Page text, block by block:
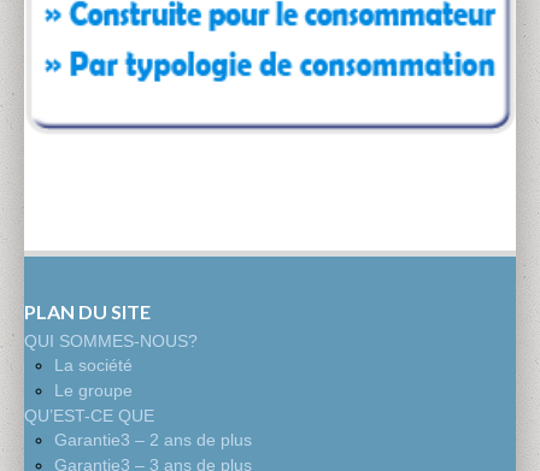
PLAN DU SITE
QUI SOMMES-NOUS?
La société
Le groupe
QU’EST-CE QUE
Garantie3 – 2 ans de plus
Garantie3 – 3 ans de plus